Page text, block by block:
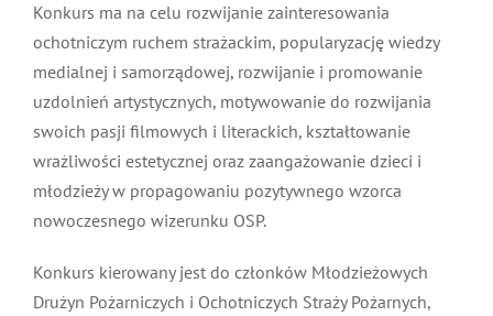
PNWM
Floriany
Historia
Projekty
Poradnik
Sklep
100-lecie
Konkurs ma na celu rozwijanie zainteresowania
ochotniczym ruchem strażackim, popularyzację wiedzy
medialnej i samorządowej, rozwijanie i promowanie
uzdolnień artystycznych, motywowanie do rozwijania
swoich pasji filmowych i literackich, kształtowanie
wrażliwości estetycznej oraz zaangażowanie dzieci i
młodzieży w propagowaniu pozytywnego wzorca
nowoczesnego wizerunku OSP.
Konkurs kierowany jest do członków Młodzieżowych
Drużyn Pożarniczych i Ochotniczych Straży Pożarnych,